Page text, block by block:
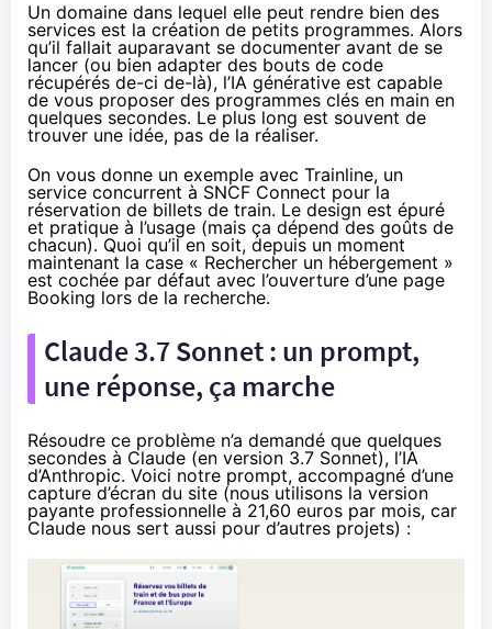
Un domaine dans lequel elle peut rendre bien des
services est la création de petits programmes. Alors
qu’il fallait auparavant se documenter avant de se
lancer (ou bien adapter des bouts de code
récupérés de-ci de-là), l’IA générative est capable
de vous proposer des programmes clés en main en
quelques secondes. Le plus long est souvent de
trouver une idée, pas de la réaliser.
On vous donne un exemple avec Trainline, un
service concurrent à SNCF Connect pour la
réservation de billets de train. Le design est épuré
et pratique à l’usage (mais ça dépend des goûts de
chacun). Quoi qu’il en soit, depuis un moment
maintenant la case « Rechercher un hébergement »
est cochée par défaut avec l’ouverture d’une page
Booking lors de la recherche.
Claude 3.7 Sonnet : un prompt,
une réponse, ça marche
Résoudre ce problème n’a demandé que quelques
secondes à Claude (en version 3.7 Sonnet), l’IA
d’Anthropic. Voici notre prompt, accompagné d’une
capture d’écran du site (nous utilisons la version
payante professionnelle à 21,60 euros par mois, car
Claude nous sert aussi pour d’autres projets) :